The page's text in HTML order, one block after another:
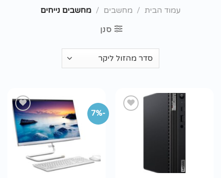
עמוד הבית / מחשבים / מחשבים נייחים
סנן
-7%
הוסף
לרשימת